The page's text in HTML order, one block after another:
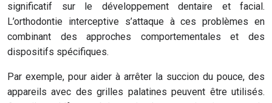
significatif sur le développement dentaire et facial.
L’orthodontie interceptive s’attaque à ces problèmes en
combinant des approches comportementales et des
dispositifs spécifiques.
Par exemple, pour aider à arrêter la succion du pouce, des
appareils avec des grilles palatines peuvent être utilisés.